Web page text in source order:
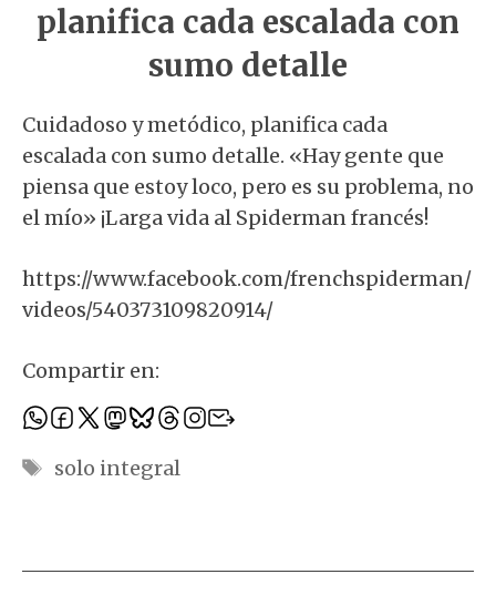
planifica cada escalada con
sumo detalle
Cuidadoso y metódico, planifica cada
escalada con sumo detalle. «Hay gente que
piensa que estoy loco, pero es su problema, no
el mío» ¡Larga vida al Spiderman francés!
https://www.facebook.com/frenchspiderman/
videos/540373109820914/
Compartir en:
Etiquetas
solo integral